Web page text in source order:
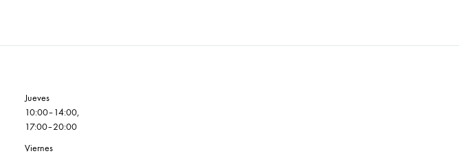
Jueves
10:00–14:00,
17:00–20:00
Viernes